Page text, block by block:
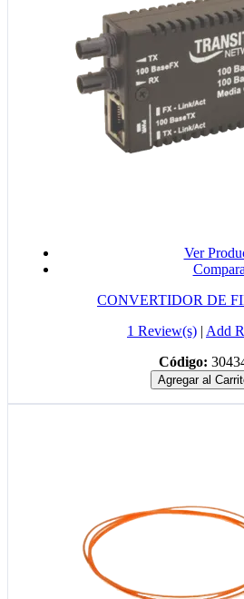
Ver
CONVERTIDOR DE
1 Review(s) | Add
Código:
Agregar al